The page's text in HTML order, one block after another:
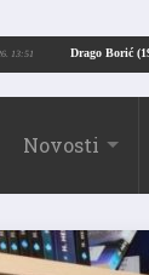
24.07.2026. 13:51
Novosti